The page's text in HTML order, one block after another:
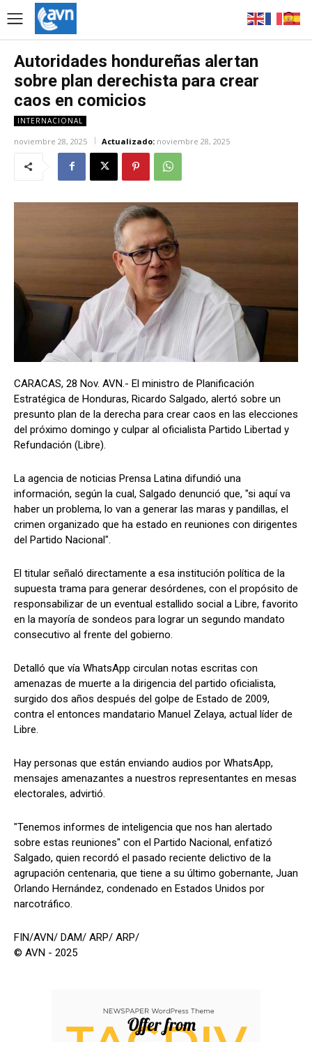
Autoridades hondureñas alertan
sobre plan derechista para crear
caos en comicios
INTERNACIONAL
noviembre 28, 2025 Actualizado: noviembre 28, 2025
CARACAS, 28 Nov. AVN.- El ministro de Planificación
Estratégica de Honduras, Ricardo Salgado, alertó sobre un
presunto plan de la derecha para crear caos en las elecciones
del próximo domingo y culpar al oficialista Partido Libertad y
Refundación (Libre).
La agencia de noticias Prensa Latina difundió una
información, según la cual, Salgado denunció que, "si aquí va
haber un problema, lo van a generar las maras y pandillas, el
crimen organizado que ha estado en reuniones con dirigentes
del Partido Nacional".
El titular señaló directamente a esa institución política de la
supuesta trama para generar desórdenes, con el propósito de
responsabilizar de un eventual estallido social a Libre, favorito
en la mayoría de sondeos para lograr un segundo mandato
consecutivo al frente del gobierno.
Detalló que vía WhatsApp circulan notas escritas con
amenazas de muerte a la dirigencia del partido oficialista,
surgido dos años después del golpe de Estado de 2009,
contra el entonces mandatario Manuel Zelaya, actual líder de
Libre.
Hay personas que están enviando audios por WhatsApp,
mensajes amenazantes a nuestros representantes en mesas
electorales, advirtió.
"Tenemos informes de inteligencia que nos han alertado
sobre estas reuniones" con el Partido Nacional, enfatizó
Salgado, quien recordó el pasado reciente delictivo de la
agrupación centenaria, que tiene a su último gobernante, Juan
Orlando Hernández, condenado en Estados Unidos por
narcotráfico.
FIN/AVN/ DAM/ ARP/ ARP/
© AVN - 2025